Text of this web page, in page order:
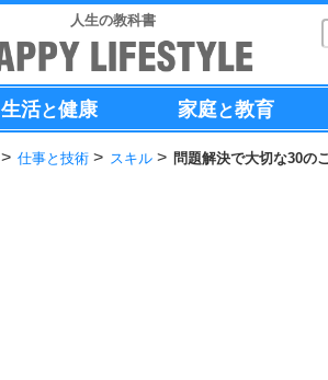
人生の教科書
生活と健康 家庭と教育
仕事と技術 スキル 問題解決で大切な30の